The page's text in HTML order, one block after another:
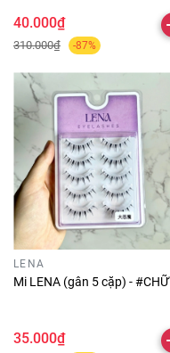
40.000₫
310.000₫ -87%
LENA
Mi LENA (gân 5 cặp) - #CHỮ
35.000₫